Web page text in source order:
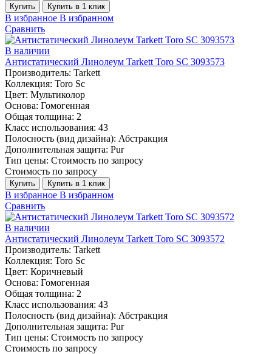
Купить Купить в 1 клик
В избранное В избранном
Сравнить
В наличии
Антистатический Линолеум Tarkett Toro SC 3093573
Производитель: Tarkett
Коллекция: Toro Sc
Цвет: Мультиколор
Основа: Гомогенная
Общая толщина: 2
Класс использования: 43
Полосность (вид дизайна): Абстракция
Дополнительная защита: Pur
Тип цены: Стоимость по запросу
Стоимость по запросу
Купить Купить в 1 клик
В избранное В избранном
Сравнить
В наличии
Антистатический Линолеум Tarkett Toro SC 3093572
Производитель: Tarkett
Коллекция: Toro Sc
Цвет: Коричневый
Основа: Гомогенная
Общая толщина: 2
Класс использования: 43
Полосность (вид дизайна): Абстракция
Дополнительная защита: Pur
Тип цены: Стоимость по запросу
Стоимость по запросу